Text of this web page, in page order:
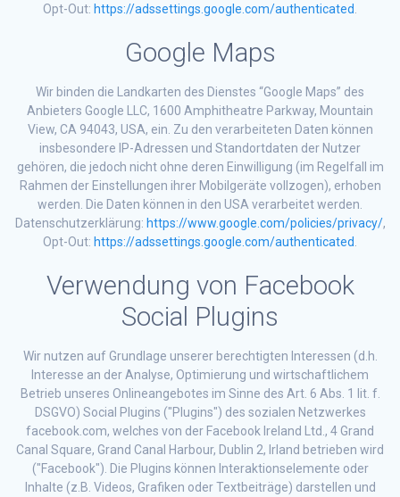
Opt-Out: https://adssettings.google.com/authenticated
Google Maps
Wir binden die Landkarten des Dienstes “Google Maps” des
Anbieters Google LLC, 1600 Amphitheatre Parkway, Mountain
View, CA 94043, USA, ein. Zu den verarbeiteten Daten können
insbesondere IP-Adressen und Standortdaten der Nutzer
gehören, die jedoch nicht ohne deren Einwilligung (im Regelfall im
Rahmen der Einstellungen ihrer Mobilgeräte vollzogen), erhoben
werden. Die Daten können in den USA verarbeitet werden.
Datenschutzerklärung: https://www.google.com/policies/privacy/,
Opt-Out: https://adssettings.google.com/authenticated
Verwendung von Facebook
Social Plugins
Wir nutzen auf Grundlage unserer berechtigten Interessen (d.h.
Interesse an der Analyse, Optimierung und wirtschaftlichem
Betrieb unseres Onlineangebotes im Sinne des Art. 6 Abs. 1 lit. f.
DSGVO) Social Plugins ("Plugins") des sozialen Netzwerkes
facebook.com, welches von der Facebook Ireland Ltd., 4 Grand
Canal Square, Grand Canal Harbour, Dublin 2, Irland betrieben wird
("Facebook"). Die Plugins können Interaktionselemente oder
Inhalte (z.B. Videos, Grafiken oder Textbeiträge) darstellen und